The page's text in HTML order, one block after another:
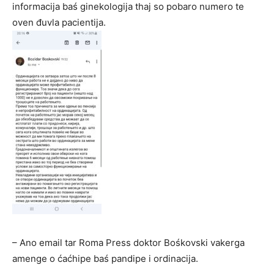
informacija baś ginekologija thaj so pobaro numero te
oven đuvla pacientija.
– Ano email tar Roma Press doktor Bośkovski vakerga
amenge o ćaćhipe baś pandipe i ordinacija.